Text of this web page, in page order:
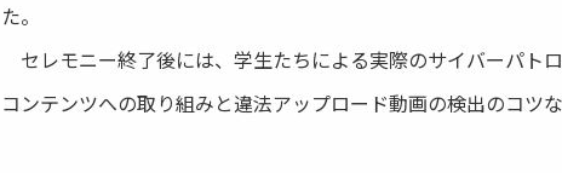
た。
セレモニー終了後には、学生たちによる実際のサイバーパト
コンテンツへの取り組みと違法アップロード動画の検出のコツ